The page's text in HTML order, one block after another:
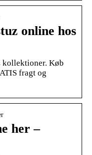
online hos
kollektioner. Køb
fragt og
her –